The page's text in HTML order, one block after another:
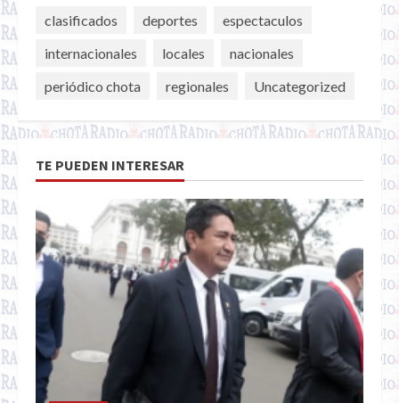
clasificados deportes
espectaculos
internacionales
locales
nacionales
periódico chota
regionales Uncategorized
TE PUEDEN INTERESAR